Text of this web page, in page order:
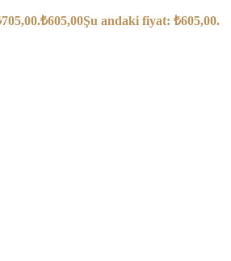
₺605,00Şu andaki fiyat: ₺605,00.